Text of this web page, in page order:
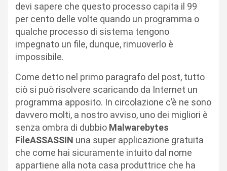
devi sapere che questo processo capita il 99
per cento delle volte quando un programma o
qualche processo di sistema tengono
impegnato un file, dunque, rimuoverlo è
impossibile.
Come detto nel primo paragrafo del post, tutto
ciò si può risolvere scaricando da Internet un
programma apposito. In circolazione c’è ne sono
davvero molti, a nostro avviso, uno dei migliori è
senza ombra di dubbio Malwarebytes
FileASSASSIN una super applicazione gratuita
che come hai sicuramente intuito dal nome
appartiene alla nota casa produttrice che ha